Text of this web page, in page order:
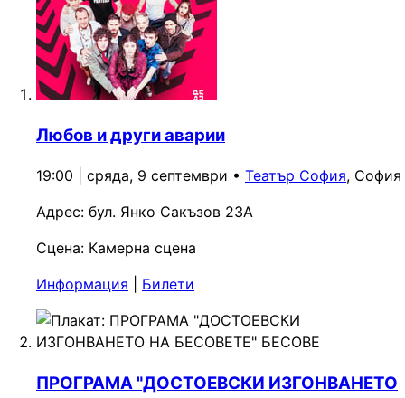
Любов и други аварии
19:00 | сряда, 9 септември • Театър София, София
Адрес: бул. Янко Сакъзов 23А
Сцена: Камерна сцена
Информация
Билети
ПРОГРАМА "ДОСТОЕВСКИ ИЗГОНВАНЕТО